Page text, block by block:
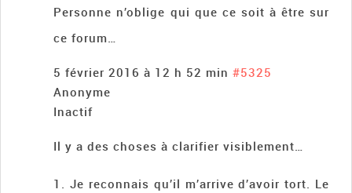
Personne n’oblige qui que ce soit à être sur
ce forum…
5 février 2016 à 12 h 52 min #5325
Anonyme
Inactif
Il y a des choses à clarifier visiblement…
1. Je reconnais qu’il m’arrive d’avoir tort. Le